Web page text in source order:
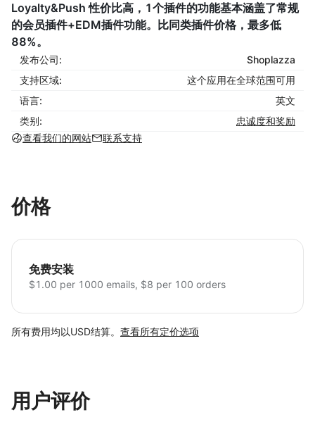
Loyalty&Push 性价比高，1个插件的功能基本涵盖了常规
的会员插件+EDM插件功能。比同类插件价格，最多低
88%。
发布公司:
Shoplazza
支持区域:
这个应用在全球范围可用
语言:
英文
类别:
忠诚度和奖励
查看我们的网站
联系支持
价格
免费安装
$1.00 per 1000 emails, $8 per 100 orders
所有费用均以USD结算。 查看所有定价选项
用户评价